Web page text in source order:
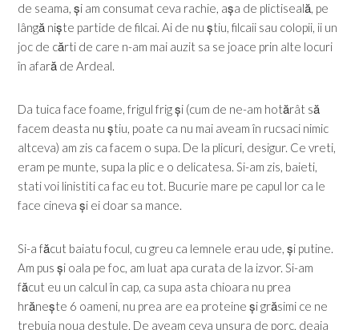
de seama, și am consumat ceva rachie, așa de plictiseală, pe
lângă niște partide de filcai. Ai de nu știu, filcaii sau colopii, ii un
joc de cărti de care n-am mai auzit sa se joace prin alte locuri
în afară de Ardeal.
Da tuica face foame, frigul frig și (cum de ne-am hotărât să
facem deasta nu știu, poate ca nu mai aveam în rucsaci nimic
altceva) am zis ca facem o supa. De la plicuri, desigur. Ce vreti,
eram pe munte, supa la plic e o delicatesa. Si-am zis, baieti,
stati voi linistiti ca fac eu tot. Bucurie mare pe capul lor ca le
face cineva și ei doar sa mance.
Si-a făcut baiatu focul, cu greu ca lemnele erau ude, și putine.
Am pus și oala pe foc, am luat apa curata de la izvor. Si-am
făcut eu un calcul în cap, ca supa asta chioara nu prea
hrănește 6 oameni, nu prea are ea proteine și grăsimi ce ne
trebuia noua destule. De aveam ceva unsura de porc, deaia